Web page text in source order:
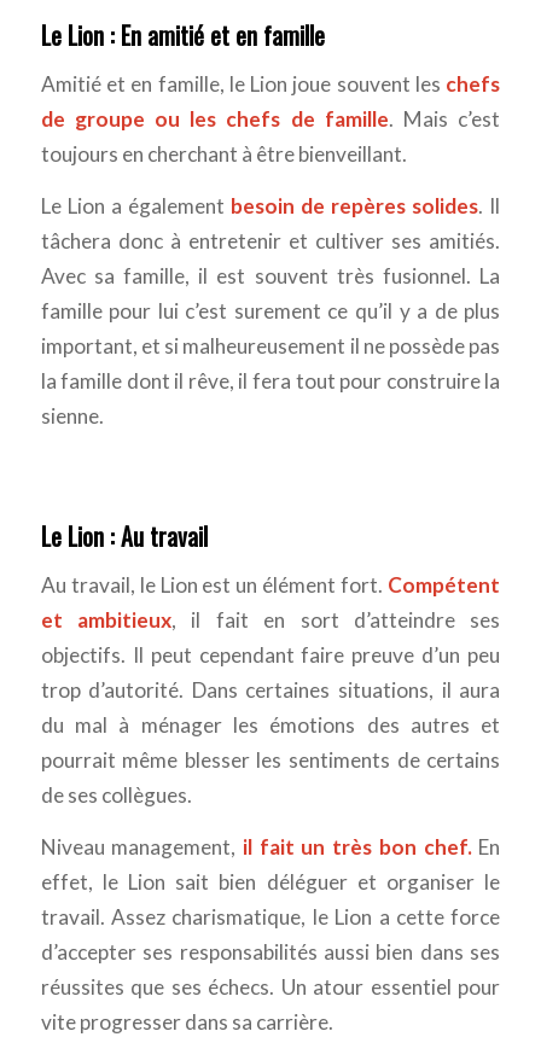
Le Lion : En amitié et en famille
Amitié et en famille, le Lion joue souvent les chefs
de groupe ou les chefs de famille. Mais c’est
toujours en cherchant à être bienveillant.
Le Lion a également besoin de repères solides. Il
tâchera donc à entretenir et cultiver ses amitiés.
Avec sa famille, il est souvent très fusionnel. La
famille pour lui c’est surement ce qu’il y a de plus
important, et si malheureusement il ne possède pas
la famille dont il rêve, il fera tout pour construire la
sienne.
Le Lion : Au travail
Au travail, le Lion est un élément fort. Compétent
et ambitieux, il fait en sort d’atteindre ses
objectifs. Il peut cependant faire preuve d’un peu
trop d’autorité. Dans certaines situations, il aura
du mal à ménager les émotions des autres et
pourrait même blesser les sentiments de certains
de ses collègues.
Niveau management, il fait un très bon chef.En
effet, le Lion sait bien déléguer et organiser le
travail. Assez charismatique, le Lion a cette force
d’accepter ses responsabilités aussi bien dans ses
réussites que ses échecs. Un atour essentiel pour
vite progresser dans sa carrière.